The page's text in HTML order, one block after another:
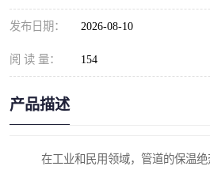
发布日期： 2026-08-10
阅 读 量： 154
产品描述
在工业和民用领域，管道的保温